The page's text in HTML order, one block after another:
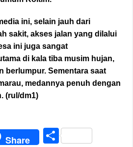
ini, selain jauh dari
sakit, akses jalan yang dilalui
ini juga sangat
di kala tiba musim hujan,
berlumpur. Sementara saat
medannya penuh dengan
(rul/dm1)
Share Share